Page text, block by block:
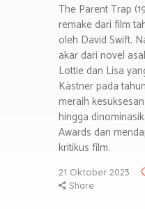
The Parent Trap
remake dari film
oleh David Swift.
akar dari novel
Lottie dan Lisa
Kästner pada
meraih
hingga
Awards dan
kritikus film.
21 Oktober 2023
Share